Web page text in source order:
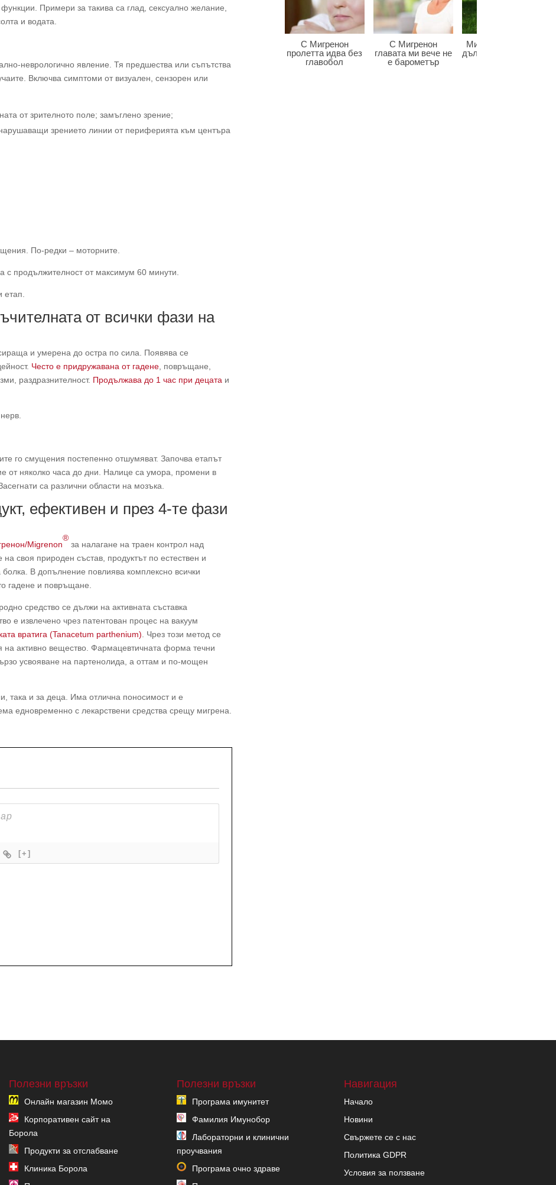
Примери за такива са глад, сексуално желание,
и водата.
неврологично явление. Тя предшества или съпътства
Включва симптоми от визуален, сензорен или
от зрителното поле; замъглено зрение;
зрението линии от периферията към центъра
По-редки – моторните.
с продължителност от максимум 60 минути.
етап.
от всички фази на
и умерена до остра по сила. Появява се
Често е придружавана от гадене, повръщане,
раздразнителност. Продължава до 1 час при децата и
го смущения постепенно отшумяват. Започва етапът
от няколко часа до дни. Налице са умора, промени в
са различни области на мозъка.
ефективен и през 4-те фази
Migrenon
®
за налагане на траен контрол над
своя природен състав, продуктът по естествен и
В допълнение повлиява комплексно всички
гадене и повръщане.
средство се дължи на активната съставка
е извлечено чрез патентован процес на вакуум
вратига (Tanacetum parthenium). Чрез този метод се
на активно вещество. Фармацевтичната форма течни
усвояване на партенолида, а оттам и по-мощен
така и за деца. Има отлична поносимост и е
едновременно с лекарствени средства срещу мигрена.
[+]
С Мигренон
пролетта идва без
главобол
С Мигренон
главата ми вече не
е барометър
Мигренон победи
дългогодишната ми
Полезни връзки
Онлайн магазин Момо
Корпоративен сайт на
Борола
Продукти за отслабване
Клиника Борола
Полезни връзки
Програма имунитет
Фамилия Имунобор
Лабораторни и клинични
проучвания
Програма очно здраве
Навигация
Начало
Новини
Свържете се с нас
Политика GDPR
Условия за ползване